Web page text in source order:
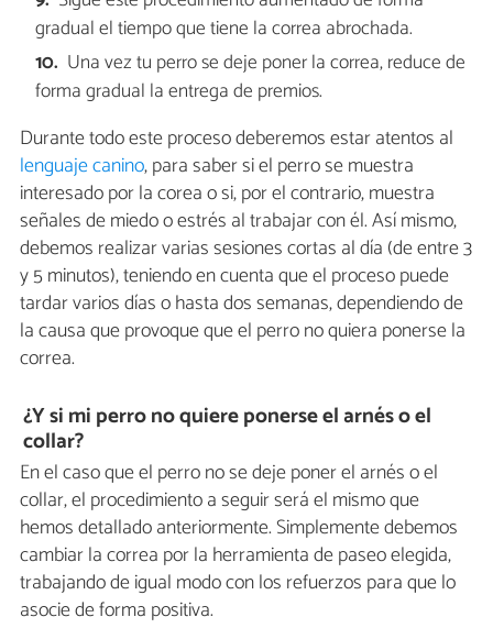
gradual el tiempo que tiene la correa abrochada.
Una vez tu perro se deje poner la correa, reduce de
forma gradual la entrega de premios.
Durante todo este proceso deberemos estar atentos al
lenguaje canino, para saber si el perro se muestra
interesado por la corea o si, por el contrario, muestra
señales de miedo o estrés al trabajar con él. Así mismo,
debemos realizar varias sesiones cortas al día (de entre 3
y 5 minutos), teniendo en cuenta que el proceso puede
tardar varios días o hasta dos semanas, dependiendo de
la causa que provoque que el perro no quiera ponerse la
correa.
¿Y si mi perro no quiere ponerse el arnés o el
collar?
En el caso que el perro no se deje poner el arnés o el
collar, el procedimiento a seguir será el mismo que
hemos detallado anteriormente. Simplemente debemos
cambiar la correa por la herramienta de paseo elegida,
trabajando de igual modo con los refuerzos para que lo
asocie de forma positiva.